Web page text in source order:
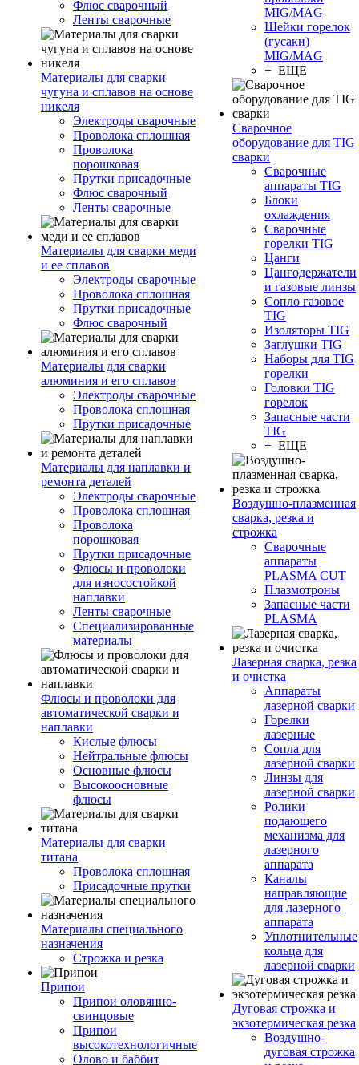
Флюс сварочный
Ленты сварочные
Материалы для сварки
чугуна и сплавов на основе
никеля
Электроды сварочные
Проволока сплошная
Проволока
порошковая
Прутки присадочные
Флюс сварочный
Ленты сварочные
Материалы для сварки меди
и ее сплавов
Электроды сварочные
Проволока сплошная
Прутки присадочные
Флюс сварочный
Материалы для сварки
алюминия и его сплавов
Электроды сварочные
Проволока сплошная
Прутки присадочные
Материалы для наплавки и
ремонта деталей
Электроды сварочные
Проволока сплошная
Проволока
порошковая
Прутки присадочные
Флюсы и проволоки
для износостойкой
наплавки
Ленты сварочные
Специализированные
материалы
Флюсы и проволоки для
автоматической сварки и
наплавки
Кислые флюсы
Нейтральные флюсы
Основные флюсы
Высокоосновные
флюсы
Материалы для сварки
титана
Проволока сплошная
Присадочные прутки
Материалы специального
назначения
Строжка и резка
Припои
Припои оловянно-
свинцовые
Припои
высокотехнологичные
Олово и баббит
MIG/MAG
Шейки горелок
(гусаки)
MIG/MAG
+ ЕЩЕ
Сварочное
оборудование для TIG
сварки
Сварочные
аппараты TIG
Блоки
охлаждения
Сварочные
горелки TIG
Цанги
Цангодержатели
и газовые линзы
Сопло газовое
TIG
Изоляторы TIG
Заглушки TIG
Наборы для TIG
горелки
Головки TIG
горелок
Запасные части
TIG
+ ЕЩЕ
Воздушно-плазменная
сварка, резка и
строжка
Сварочные
аппараты
PLASMA CUT
Плазмотроны
Запасные части
PLASMA
Лазерная сварка, резка
и очистка
Аппараты
лазерной сварки
Горелки
лазерные
Сопла для
лазерной сварки
Линзы для
лазерной сварки
Ролики
подающего
механизма для
лазерного
аппарата
Каналы
направляющие
для лазерного
аппарата
Уплотнительные
кольца для
лазерной сварки
Дуговая строжка и
экзотермическая резка
Воздушно-
дуговая строжка